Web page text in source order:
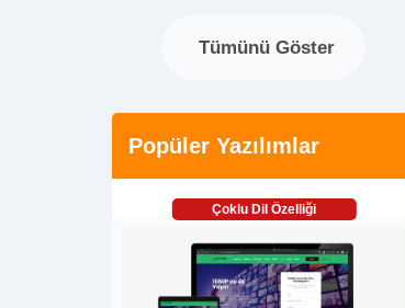
Tümünü Göster
Popüler Yazılımlar
Çoklu Dil Özelliği